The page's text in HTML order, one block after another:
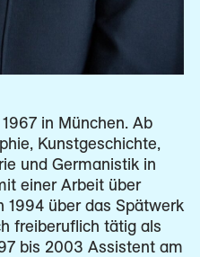
in München. Ab
Kunstgeschichte,
und Germanistik in
einer Arbeit über
1994 über das Spätwerk
freiberuflich tätig als
bis 2003 Assistent am